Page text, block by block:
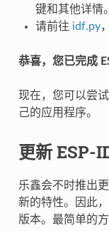
键和其他详情。
请前往 idf.py
恭喜，您已完成
现在，您可以尝
己的应用程序。
更新 ESP-
乐鑫会不时推出
新的特性。因此
版本。最简单的